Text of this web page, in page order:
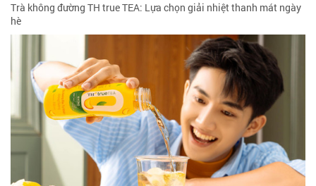
Trà không đường TH true TEA: Lựa chọn giải nhiệt thanh mát ngày
hè